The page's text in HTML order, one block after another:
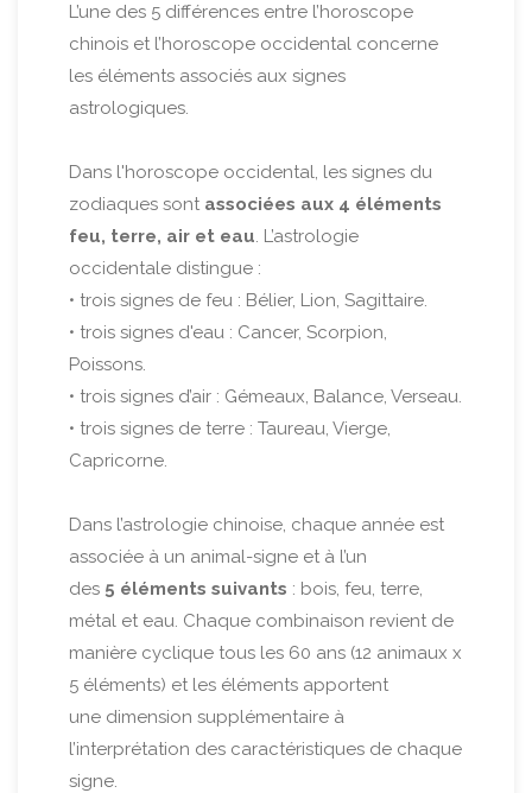
L’une des 5 différences entre l’horoscope
chinois et l’horoscope occidental concerne
les éléments associés aux signes
astrologiques.
Dans l'horoscope occidental, les signes du
zodiaques sont associées aux 4 éléments
feu, terre, air et eau. L’astrologie
occidentale distingue :
• trois signes de feu : Bélier, Lion, Sagittaire.
• trois signes d'eau : Cancer, Scorpion,
Poissons.
• trois signes d’air : Gémeaux, Balance, Verseau.
• trois signes de terre : Taureau, Vierge,
Capricorne.
Dans l’astrologie chinoise, chaque année est
associée à un animal-signe et à l’un
des 5 éléments suivants : bois, feu, terre,
métal et eau. Chaque combinaison revient de
manière cyclique tous les 60 ans (12 animaux x
5 éléments) et les éléments apportent
une dimension supplémentaire à
l’interprétation des caractéristiques de chaque
signe.